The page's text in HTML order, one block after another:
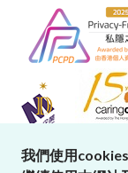
我們使用